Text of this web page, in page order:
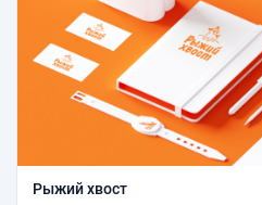
Рыжий хвост